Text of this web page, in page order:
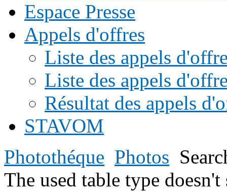
Espace Presse
Appels d'offres
Liste des appels
Liste des appels
Résultat des appels
STAVOM
Photothéque Photos
The used table type